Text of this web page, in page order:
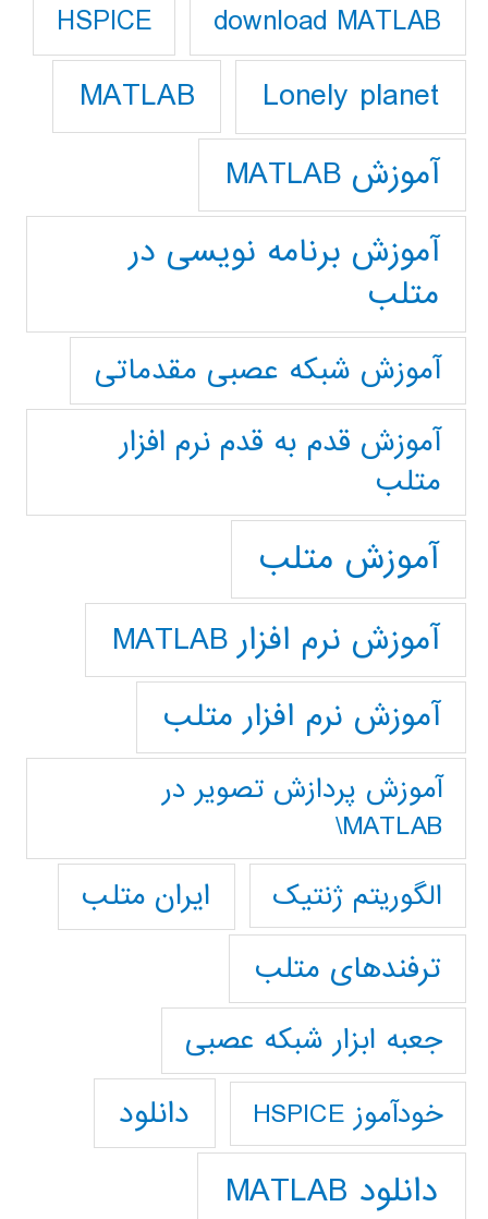
download MATLAB
HSPICE
Lonely planet
MATLAB
آموزش MATLAB
آموزش برنامه نویسی در
متلب
آموزش شبکه عصبی مقدماتی
آموزش قدم به قدم نرم افزار
متلب
آموزش متلب
آموزش نرم افزار MATLAB
آموزش نرم افزار متلب
آموزش پردازش تصوير در
MATLAB\
الگوریتم ژنتیک
ایران متلب
ترفندهای متلب
جعبه ابزار شبکه عصبی
خودآموز HSPICE دانلود
دانلود MATLAB